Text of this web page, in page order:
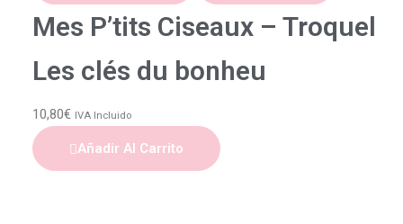
Mes P’tits Ciseaux – Troquel
Les clés du bonheu
10,80€ IVA Incluido
Añadir Al Carrito